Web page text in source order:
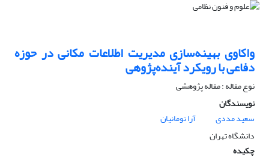
واکاوی بهینه‌سازی مدیریت اطلاعات مکانی در حوزه
دفاعی با رویکرد آینده‌پژوهی
نوع مقاله : مقاله پژوهشی
نویسندگان
سعید مددی
آرا تومانیان
دانشگاه تهران
چکیده